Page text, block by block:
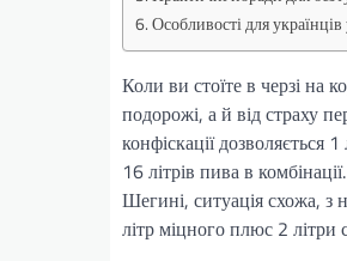
Особливості для
Коли ви стоїте в черзі на
подорожі, а й від страху
конфіскації
16 літрів пива в
Шегині, ситуація схожа, з
літр міцного плюс 2 літри